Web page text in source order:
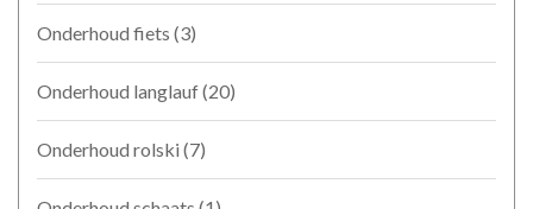
Onderhoud fiets (3)
Onderhoud langlauf(20)
Onderhoud rolski (7)